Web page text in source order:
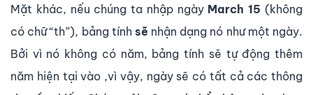
Mặt khác, nếu chúng ta nhập ngày March 15 (không
có chữ “th”), bảng tính sẽ nhận dạng nó như một ngày.
Bởi vì nó không có năm, bảng tính sẽ tự động thêm
năm hiện tại vào ,vì vậy, ngày sẽ có tất cả các thông